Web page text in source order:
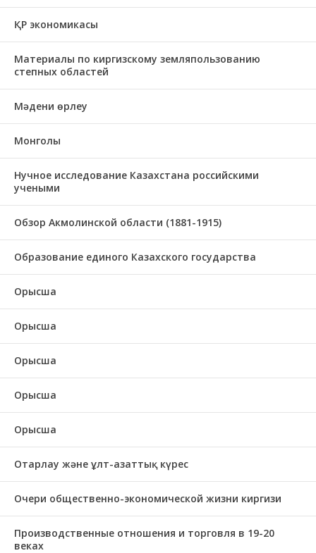
ҚР экономикасы
Материалы по киргизскому земляпользованию
степных областей
Мәдени өрлеу
Монголы
Нучное исследование Казахстана российскими
учеными
Обзор Акмолинской области (1881-1915)
Образование единого Казахского государства
Орысша
Орысша
Орысша
Орысша
Орысша
Отарлау және ұлт-азаттық күрес
Очери общественно-экономической жизни киргизи
Производственные отношения и торговля в 19-20
веках